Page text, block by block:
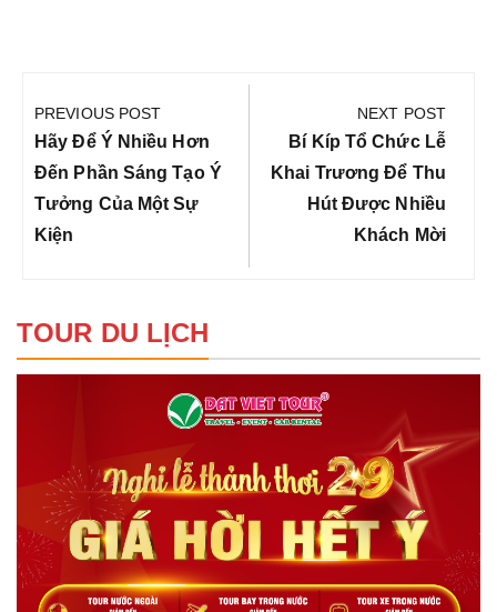
hướng
bài
viết
PREVIOUS POST
Previous
Post:
Hãy Để Ý Nhiều Hơn
Đến Phần Sáng Tạo Ý
Tưởng Của Một Sự
Kiện
NEXT POST
Next
Post:
Bí Kíp Tổ Chức Lễ
Khai Trương Để Thu
Hút Được Nhiều
Khách Mời
TOUR DU LỊCH